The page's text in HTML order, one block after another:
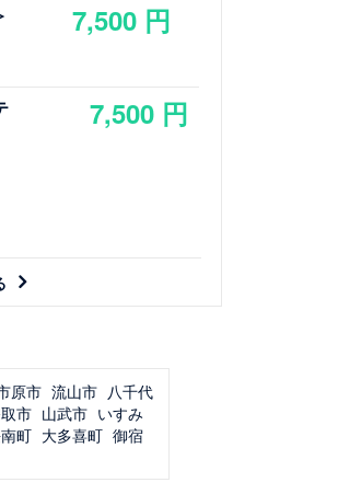
7,500 円
7,500 円
原市 流山市 八千代
市 山武市 いすみ
町 大多喜町 御宿